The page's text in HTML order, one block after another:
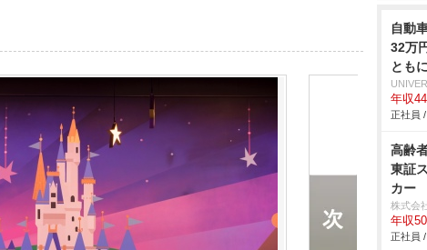
自動
32万
とも
年収
正社員
高齢
東証
カー
株式会
年収
正社員